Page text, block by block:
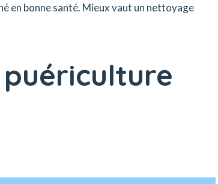
en bonne santé. Mieux vaut un nettoyage